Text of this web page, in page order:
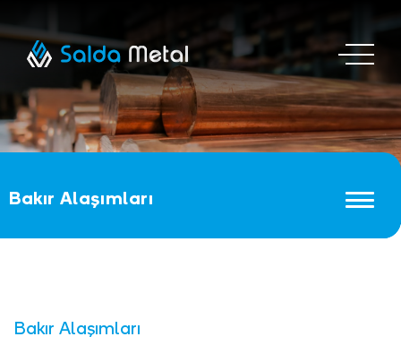
Bakır Alaşımları
Bakır Alaşımları